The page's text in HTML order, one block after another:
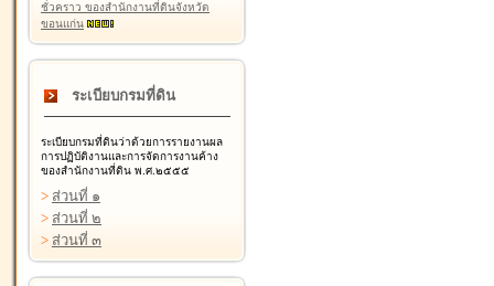
ชั่วคราว ของสำนักงานที่ดินจังหวัด
ขอนแก่น
ระเบียบกรมที่ดิน
ระเบียบกรมที่ดินว่าด้วยการรายงานผล
การปฏิบัติงานและการจัดการงานค้าง
ของสำนักงานที่ดิน พ.ศ.๒๕๕๕
> ส่วนที่ ๑
> ส่วนที่ ๒
> ส่วนที่ ๓